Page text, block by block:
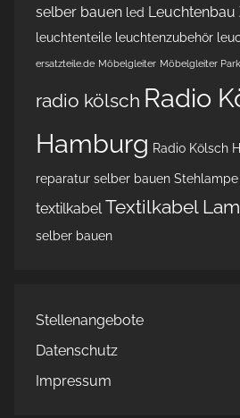
selber bauen led Leuchtenbau
leuchtenteile leuchtenzubehör
ersatzteile.de Möbelgleiter Möbelgleiter
radio kölsch Radio
Hamburg Radio Kölsch
reparatur selber bauen
textilkabel Textilkabel
selber bauen
Stellenangebote
Datenschutz
Impressum